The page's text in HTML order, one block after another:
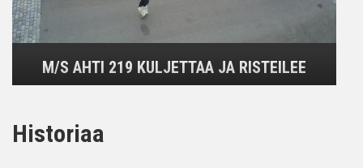
M/S AHTI 219 KULJETTAA JA RISTEILEE
Historiaa